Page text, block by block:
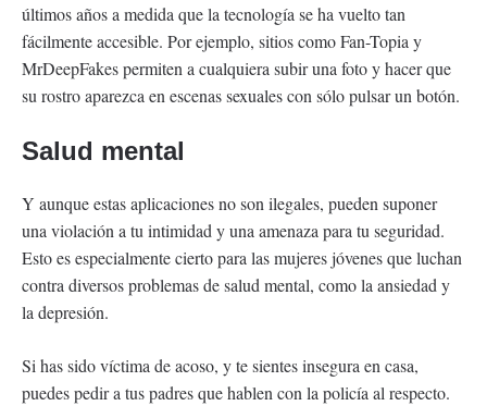
últimos años a medida que la tecnología se ha vuelto tan
fácilmente accesible. Por ejemplo, sitios como Fan-Topia y
MrDeepFakes permiten a cualquiera subir una foto y hacer que
su rostro aparezca en escenas sexuales con sólo pulsar un botón.
Salud mental
Y aunque estas aplicaciones no son ilegales, pueden suponer
una violación a tu intimidad y una amenaza para tu seguridad.
Esto es especialmente cierto para las mujeres jóvenes que luchan
contra diversos problemas de salud mental, como la ansiedad y
la depresión.
Si has sido víctima de acoso, y te sientes insegura en casa,
puedes pedir a tus padres que hablen con la policía al respecto.